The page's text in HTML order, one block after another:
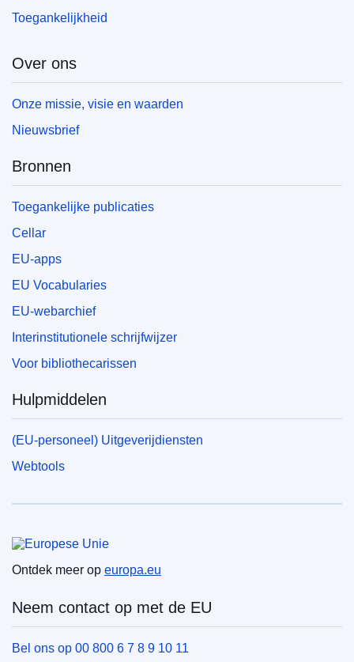
Toegankelijkheid
Over ons
Onze missie, visie en waarden
Nieuwsbrief
Bronnen
Toegankelijke publicaties
Cellar
EU-apps
EU Vocabularies
EU-webarchief
Interinstitutionele schrijfwijzer
Voor bibliothecarissen
Hulpmiddelen
(EU-personeel) Uitgeverijdiensten
Webtools
Ontdek meer op europa.eu
Neem contact op met de EU
Bel ons op 00 800 6 7 8 9 10 11